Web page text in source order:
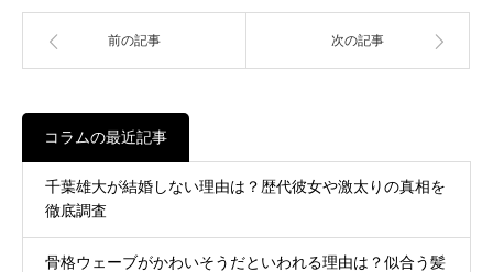
前の記事 次の記事
コラムの最近記事
千葉雄大が結婚しない理由は？歴代彼女や激太りの真相を
徹底調査
骨格ウェーブがかわいそうだといわれる理由は？似合う髪